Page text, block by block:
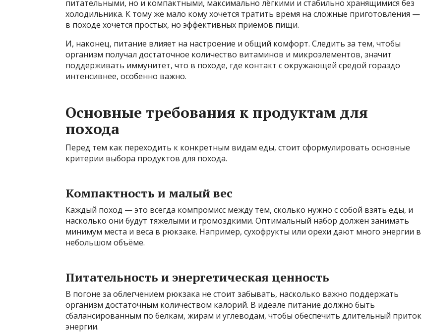
питательными, но и компактными, максимально лёгкими и стабильно хранящимися без
холодильника. К тому же мало кому хочется тратить время на сложные приготовления —
в походе хочется простых, но эффективных приемов пищи.
И, наконец, питание влияет на настроение и общий комфорт. Следить за тем, чтобы
организм получал достаточное количество витаминов и микроэлементов, значит
поддерживать иммунитет, что в походе, где контакт с окружающей средой гораздо
интенсивнее, особенно важно.
Основные требования к продуктам для
похода
Перед тем как переходить к конкретным видам еды, стоит сформулировать основные
критерии выбора продуктов для похода.
Компактность и малый вес
Каждый поход — это всегда компромисс между тем, сколько нужно с собой взять еды, и
насколько они будут тяжелыми и громоздкими. Оптимальный набор должен занимать
минимум места и веса в рюкзаке. Например, сухофрукты или орехи дают много энергии в
небольшом объёме.
Питательность и энергетическая ценность
В погоне за облегчением рюкзака не стоит забывать, насколько важно поддержать
организм достаточным количеством калорий. В идеале питание должно быть
сбалансированным по белкам, жирам и углеводам, чтобы обеспечить длительный приток
энергии.